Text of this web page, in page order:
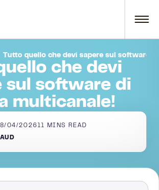
Tutto quello che devi sapere sul software
che devi
sul software di
multicanale!
04/2026 11 MINS READ